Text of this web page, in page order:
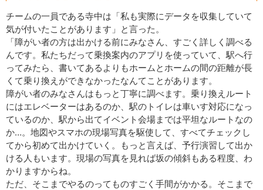
チームの一員である寺中は「私も実際にデータを収集していて
気が付いたことがあります」と言った。
「障がい者の方は出かける前にみなさん、すごく詳しく調べる
んです。私たちだって乗換案内のアプリを使っていて、駅へ行
ってみたら、書いてあるよりもホームとホームの間の距離が長
くて乗り換えができなかったなんてことがあります。
障がい者のみなさんはもっと丁寧に調べます。乗り換えルート
にはエレベーターはあるのか、駅のトイレは車いす対応になっ
ているのか、駅から出てイベント会場までは平坦なルートなの
か…。地図やスマホの現場写真を駆使して、すべてチェックし
てから初めて出かけていく。もっと言えば、予行演習して出か
ける人もいます。現場の写真を見れば坂の傾斜もある程度、わ
かりますからね。
ただ、そこまでやるのってものすごく手間がかかる。そこまで